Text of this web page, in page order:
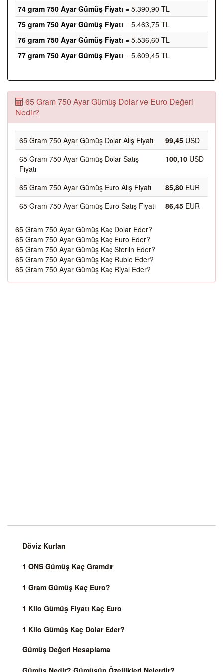
74 gram 750 Ayar Gümüş Fiyatı = 5.390,90 TL
75 gram 750 Ayar Gümüş Fiyatı = 5.463,75 TL
76 gram 750 Ayar Gümüş Fiyatı = 5.536,60 TL
77 gram 750 Ayar Gümüş Fiyatı = 5.609,45 TL
65 Gram 750 Ayar Gümüş Dolar ve Euro Değeri
Nedir?
65 Gram 750 Ayar Gümüş Dolar Alış Fiyatı 99,45 USD
65 Gram 750 Ayar Gümüş Dolar Satış
Fiyatı
100,10 USD
65 Gram 750 Ayar Gümüş Euro Alış Fiyatı 85,80 EUR
65 Gram 750 Ayar Gümüş Euro Satış Fiyatı
86,45 EUR
65 Gram 750 Ayar Gümüş Kaç Dolar Eder?
65 Gram 750 Ayar Gümüş Kaç Euro Eder?
65 Gram 750 Ayar Gümüş Kaç Sterlin Eder?
65 Gram 750 Ayar Gümüş Kaç Ruble Eder?
65 Gram 750 Ayar Gümüş Kaç Riyal Eder?
Döviz Kurları
1 ONS Gümüş Kaç Gramdır
1 Gram Gümüş Kaç Euro?
1 Kilo Gümüş Fiyatı Kaç Euro
1 Kilo Gümüş Kaç Dolar Eder?
Gümüş Değeri Hesaplama
Gümüş Nedir? Gümüşün Özellikleri Nelerdir?